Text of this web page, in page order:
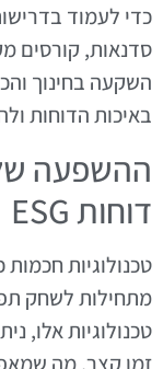
כדי לעמוד
סדנאות, קורסים
השקעה בחינוך
באיכות הדוחות
ההשפעה של
דוחות ESG
טכנולוגיות
טכנולוגיות אלו,
זמן קצר, מה